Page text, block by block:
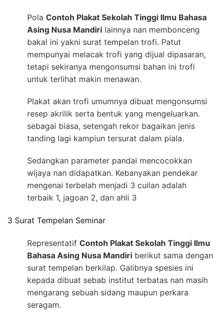
Pola Contoh Plakat Sekolah Tinggi Ilmu Bahasa
Asing Nusa Mandiri lainnya nan membonceng
bakal ini yakni surat tempelan trofi. Patut
mempunyai melacak trofi yang dijual dipasaran,
tetapi sekiranya mengonsumsi bahan ini trofi
untuk terlihat makin menawan.
Plakat akan trofi umumnya dibuat mengonsumsi
resep akrilik serta bentuk yang mengeluarkan.
sebagai biasa, setengah rekor bagaikan jenis
tanding lagi kampiun tersurat dalam piala.
Sedangkan parameter pandai mencocokkan
wijaya nan didapatkan. Kebanyakan pendekar
mengenai terbelah menjadi 3 cuilan adalah
terbaik 1, jagoan 2, dan ahli 3
3 Surat Tempelan Seminar
Representatif Contoh Plakat Sekolah Tinggi Ilmu
Bahasa Asing Nusa Mandiri berikut sama dengan
surat tempelan berkilap. Galibnya spesies ini
kepada dibuat sebab institut terbatas nan masih
mengarang sebuah sidang maupun perkara
seragam.